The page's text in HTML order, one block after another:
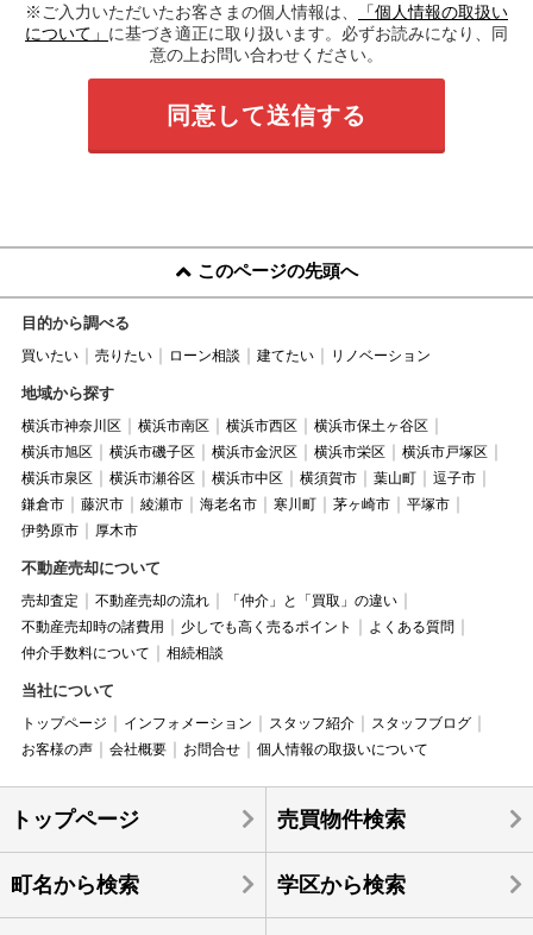
※ご入力いただいたお客さまの個人情報は、
「個人情報の取扱い
について」 に基づき適正に取り扱います。必ずお読みになり、同
意の上お問い合わせください。
このページの先頭へ
目的から調べる
買いたい 売りたい ローン相談 建てたい リノベーション
地域から探す
横浜市神奈川区 横浜市南区 横浜市西区
横浜市保土ヶ谷区
横浜市旭区
横浜市磯子区 横浜市金沢区 横浜市栄区
横浜市戸塚区
横浜市泉区
横浜市瀬谷区 横浜市中区 横須賀市 葉山町
逗子市
鎌倉市
藤沢市 綾瀬市 海老名市 寒川町 茅ヶ崎市
平塚市
伊勢原市
厚木市
不動産売却について
売却査定 不動産売却の流れ
「仲介」と「買取」の違い
不動産売却時の諸費用
少しでも高く売るポイント
よくある質問
仲介手数料について
相続相談
当社について
トップページ インフォメーション スタッフ紹介
スタッフブログ
お客様の声
会社概要 お問合せ 個人情報の取扱いについて
トップページ 売買物件検索
町名から検索 学区から検索